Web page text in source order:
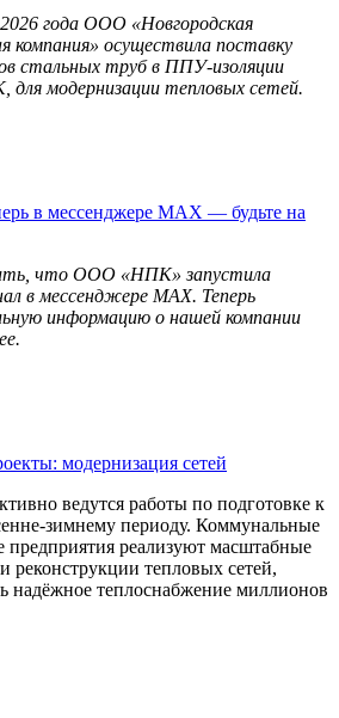
года ООО «Новгородская
компания» осуществила поставку
стальных труб в ППУ-изоляции
модернизации тепловых сетей.
в мессенджере MAX — будьте на
что ООО «НПК» запустила
в мессенджере MAX. Теперь
информацию о нашей компании
модернизация сетей
ведутся работы по подготовке к
зимнему периоду. Коммунальные
предприятия реализуют масштабные
реконструкции тепловых сетей,
надёжное теплоснабжение миллионов